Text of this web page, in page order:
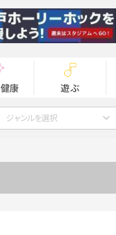
康 遊ぶ
ジャンルを選択